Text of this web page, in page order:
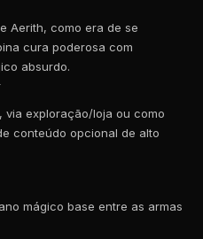
Aerith, como era de se
cura poderosa com
absurdo.
via exploração/loja ou como
conteúdo opcional de alto
mágico base entre as armas